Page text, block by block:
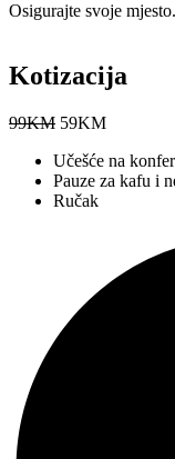
Osigurajte svoje
Kotizacija
99KM 59KM
Učešće na
Pauze za kafu i
Ručak